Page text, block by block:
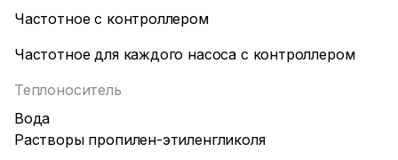
Частотное с контроллером
Частотное для каждого насоса с контроллером
Теплоноситель
Вода
Растворы пропилен-этиленгликоля